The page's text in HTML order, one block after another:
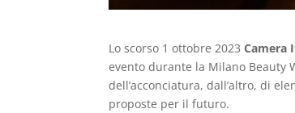
Lo scorso 1 ottobre 2023Camera
evento durante la Milano Beauty
dell’acconciatura, dall’altro, di
proposte per il futuro.